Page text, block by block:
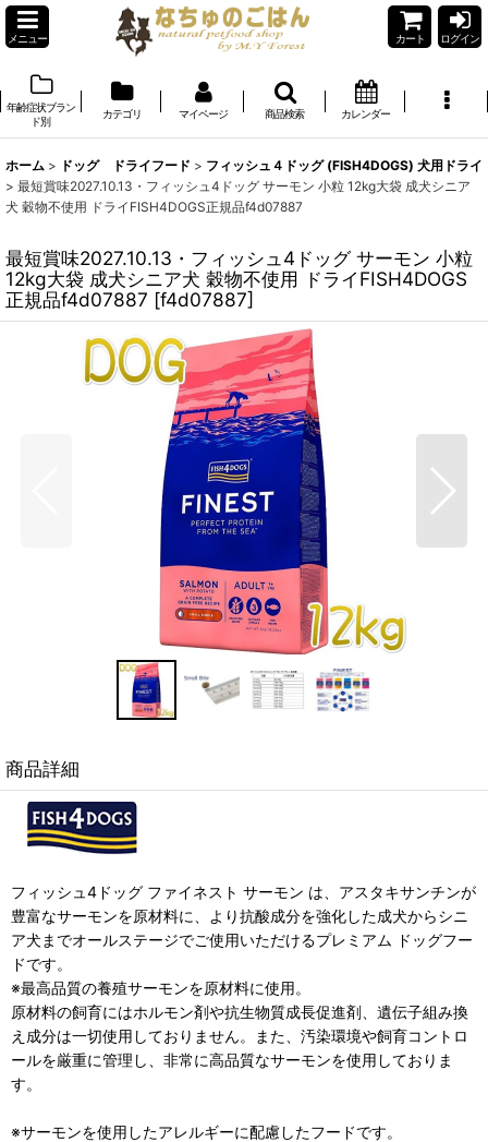
メニュー カート ログイン
年齢症状ブラン
ド別
カテゴリ マイページ 商品検索 カレンダー
ホーム > ドッグ ドライフード > フィッシュ４ドッグ (FISH4DOGS) 犬用ドライ
> 最短賞味2027.10.13・フィッシュ4ドッグ サーモン 小粒 12kg大袋 成犬シニア
犬 穀物不使用 ドライFISH4DOGS正規品f4d07887
最短賞味2027.10.13・フィッシュ4ドッグ サーモン 小粒
12kg大袋 成犬シニア犬 穀物不使用 ドライFISH4DOGS
正規品f4d07887 [f4d07887]
商品詳細
フィッシュ4ドッグ ファイネスト サーモン は、アスタキサンチンが
豊富なサーモンを原材料に、より抗酸成分を強化した成犬からシニ
ア犬までオールステージでご使用いただけるプレミアム ドッグフー
ドです。
※最高品質の養殖サーモンを原材料に使用。
原材料の飼育にはホルモン剤や抗生物質成長促進剤、遺伝子組み換
え成分は一切使用しておりません。また、汚染環境や飼育コントロ
ールを厳重に管理し、非常に高品質なサーモンを使用しておりま
す。
※サーモンを使用したアレルギーに配慮したフードです。